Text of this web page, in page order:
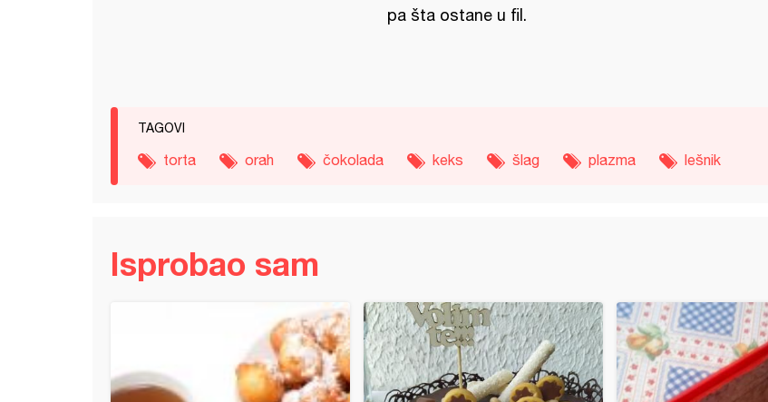
pa šta ostane u fil.
TAGOVI
torta orah čokolada keks šlag plazma lešnik
Isprobao sam